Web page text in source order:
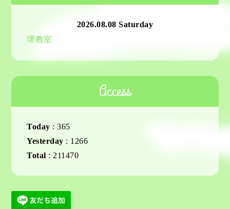
2026.08.08 Saturday
堺教室
Access
Today :365
Yesterday : 1266
Total : 211470